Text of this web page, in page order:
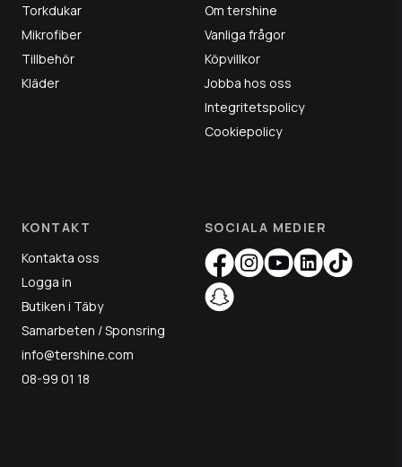
Torkdukar
Mikrofiber
Tillbehör
Kläder
Om tershine
Vanliga frågor
Köpvillkor
Jobba hos oss
Integritetspolicy
Cookiepolicy
KONTAKT
Kontakta oss
Logga in
Butiken i Täby
Samarbeten / Sponsring
info@tershine.com
08-99 01 18
SOCIALA MEDIER